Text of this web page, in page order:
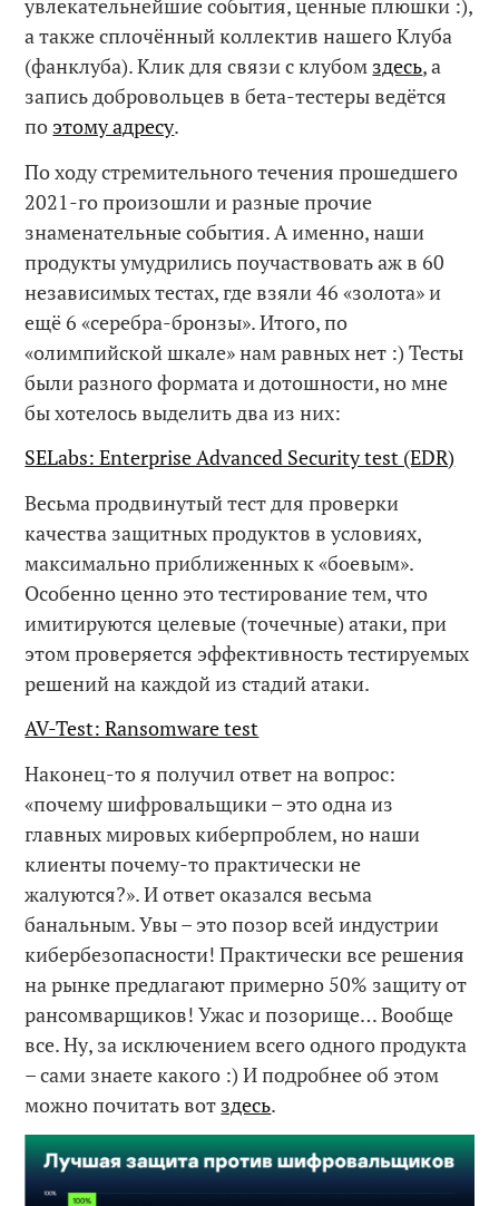
увлекательнейшие события, ценные плюшки :),
а также сплочённый коллектив нашего Клуба
(фанклуба). Клик для связи с клубом здесь, а
запись добровольцев в бета-тестеры ведётся
по этому адресу.
По ходу стремительного течения прошедшего
2021-го произошли и разные прочие
знаменательные события. А именно, наши
продукты умудрились поучаствовать аж в 60
независимых тестах, где взяли 46 «золота» и
ещё 6 «серебра-бронзы». Итого, по
«олимпийской шкале» нам равных нет :) Тесты
были разного формата и дотошности, но мне
бы хотелось выделить два из них:
SELabs: Enterprise Advanced Security test (EDR)
Весьма продвинутый тест для проверки
качества защитных продуктов в условиях,
максимально приближенных к «боевым».
Особенно ценно это тестирование тем, что
имитируются целевые (точечные) атаки, при
этом проверяется эффективность тестируемых
решений на каждой из стадий атаки.
AV-Test: Ransomware test
Наконец-то я получил ответ на вопрос:
«почему шифровальщики – это одна из
главных мировых киберпроблем, но наши
клиенты почему-то практически не
жалуются?». И ответ оказался весьма
банальным. Увы – это позор всей индустрии
кибербезопасности! Практически все решения
на рынке предлагают примерно 50% защиту от
рансомварщиков! Ужас и позорище… Вообще
все. Ну, за исключением всего одного продукта
– сами знаете какого :) И подробнее об этом
можно почитать вот здесь.